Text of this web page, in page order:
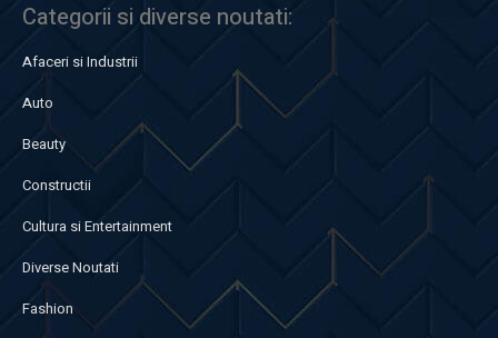
Categorii si diverse noutati:
Afaceri si Industrii
Auto
Beauty
Constructii
Cultura si Entertainment
Diverse Noutati
Fashion